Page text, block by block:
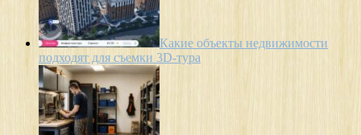
Какие объекты недвижимости
подходят для съемки 3D-тура